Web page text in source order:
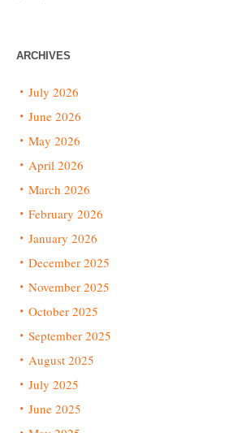
ARCHIVES
July 2026
June 2026
May 2026
April 2026
March 2026
February 2026
January 2026
December 2025
November 2025
October 2025
September 2025
August 2025
July 2025
June 2025